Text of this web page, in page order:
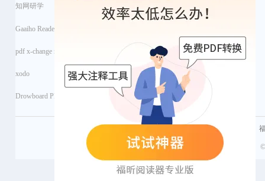
知网研学
Gaaiho Reader
pdf x-change reader
xodo
Drowboard PDF
Apowersoft PDF